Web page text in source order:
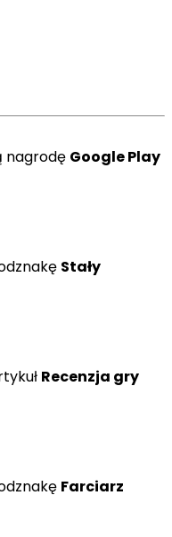
nagrodę Google Play
Stały
Recenzja gry
Farciarz